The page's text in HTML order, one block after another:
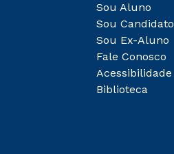
Sou Aluno
Sou Candidato
Sou Ex-Aluno
Fale Conosco
Acessibilidade
Biblioteca